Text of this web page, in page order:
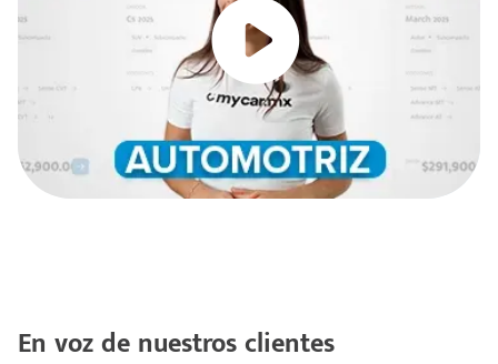
En voz de nuestros clientes